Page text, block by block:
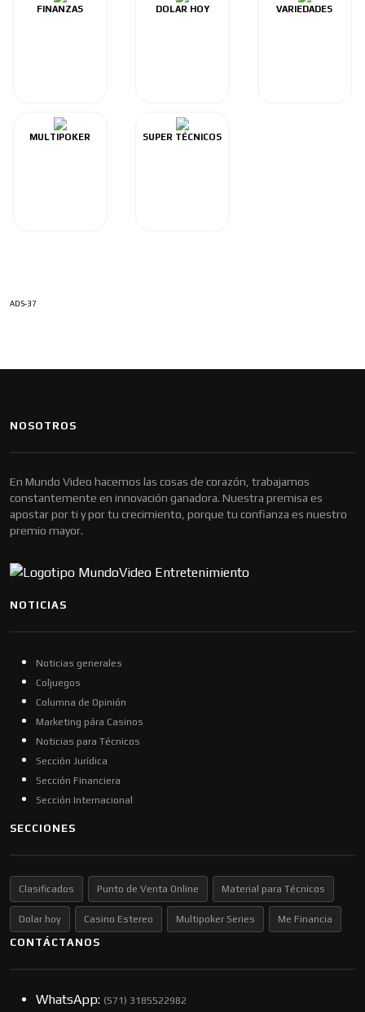
FINANZAS DOLAR HOY VARIEDADES
MULTIPOKER SUPER TÉCNICOS
ADS-37
NOSOTROS
En Mundo Video hacemos las cosas de corazón, trabajamos
constantemente en innovación ganadora. Nuestra premisa es
apostar por ti y por tu crecimiento, porque tu confianza es nuestro
premio mayor.
NOTICIAS
Noticias generales
Coljuegos
Columna de Opinión
Marketing pára Casinos
Noticias para Técnicos
Sección Jurídica
Sección Financiera
Sección Internacional
SECCIONES
Clasificados Punto de Venta Online Material para Técnicos
Dolar hoy Casino Estereo Multipoker Series Me Financia
CONTÁCTANOS
WhatsApp: (57​​1) 3185522982